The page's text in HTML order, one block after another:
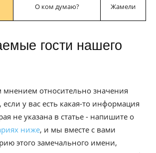
О ком думаю? Жамели
мнением относительно значения
у вас есть какая-то информация
не указана в статье - напишите о
ниже, и мы вместе с вами
этого замечального имени,